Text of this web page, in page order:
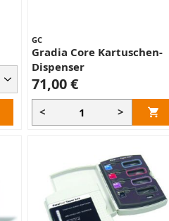
GC
Gradia Core Kartuschen-
Dispenser
71,00 €
< >